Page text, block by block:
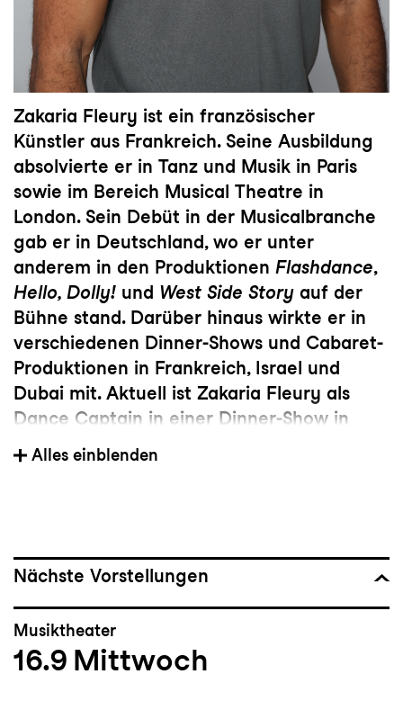
Zakaria Fleury ist ein französischer
Künstler aus Frankreich. Seine Ausbildung
absolvierte er in Tanz und Musik in Paris
sowie im Bereich Musical Theatre in
London. Sein Debüt in der Musicalbranche
gab er in Deutschland, wo er unter
anderem in den Produktionen Flashdance,
Hello, Dolly! und West Side Story auf der
Bühne stand. Darüber hinaus wirkte er in
verschiedenen Dinner-Shows und Cabaret-
Produktionen in Frankreich, Israel und
Dubai mit. Aktuell ist Zakaria Fleury als
Dance Captain in einer Dinner-Show in
Paris tätig und übernahm zuletzt die Rolle
des Crissy im Musical
Alles einblenden
Nächste Vorstellungen
Musiktheater
16.9 Mittwoch